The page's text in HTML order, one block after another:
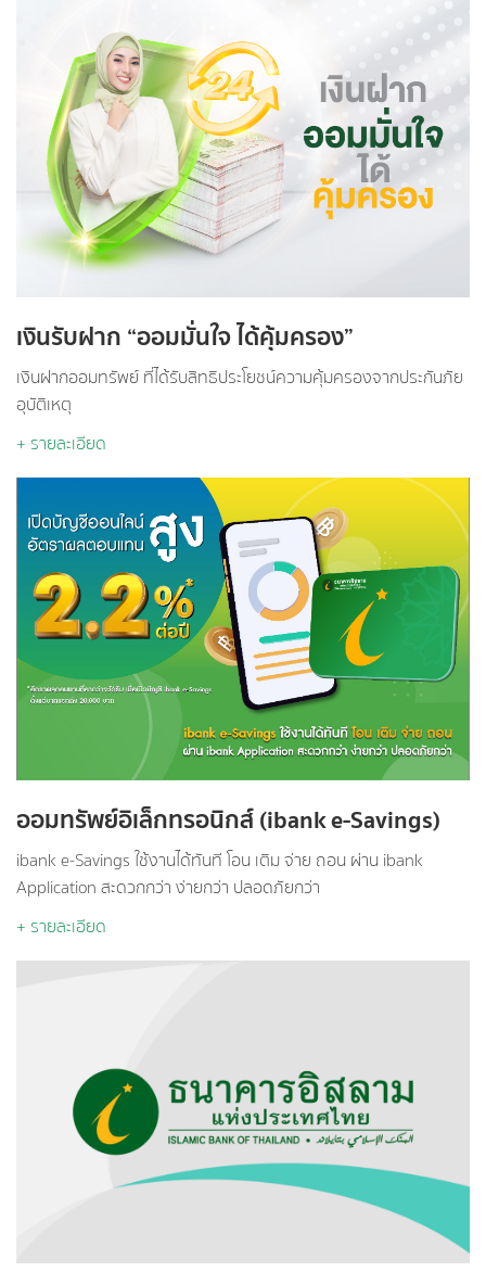
เงินรับฝาก “ออมมั่นใจ ได้คุ้มครอง”
เงินฝากออมทรัพย์ ที่ได้รับสิทธิประโยชน์ความคุ้มครองจากประกันภัย
อุบัติเหตุ
+ รายละเอียด
ออมทรัพย์อิเล็กทรอนิกส์ (ibank e-Savings)
ibank e-Savings ใช้งานได้ทันที โอน เติม จ่าย ถอน ผ่าน ibank
Application สะดวกกว่า ง่ายกว่า ปลอดภัยกว่า
+ รายละเอียด